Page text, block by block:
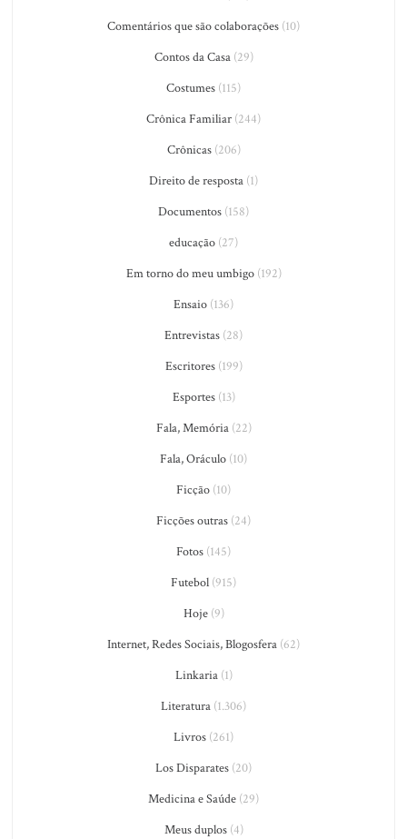
Comentários que são colaborações (10)
Contos da Casa(29)
Costumes (115)
Crônica Familiar (244)
Crônicas(206)
Direito de resposta (1)
Documentos (158)
educação (27)
Em torno do meu umbigo(192)
Ensaio (136)
Entrevistas (28)
Escritores(199)
Esportes(13)
Fala, Memória(22)
Fala, Oráculo (10)
Ficção (10)
Ficções outras (24)
Fotos (145)
Futebol (915)
Hoje(9)
Internet, Redes Sociais, Blogosfera (62)
Linkaria(1)
Literatura (1.306)
Livros (261)
Los Disparates (20)
Medicina e Saúde (29)
Meus duplos(4)